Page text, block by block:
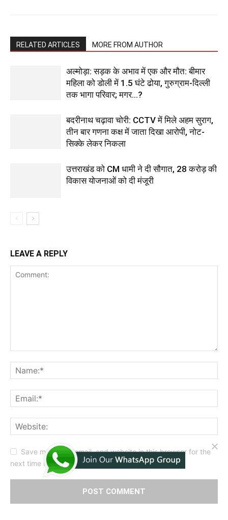
RELATED ARTICLES MORE FROM AUTHOR
अल्मोड़ा: सड़क के अभाव में एक और मौत: बीमार
महिला को डोली में 1.5 घंटे ढोया, गुरुग्राम-दिल्ली
तक भागा परिवार; मगर…?
बदरीनाथ चढ़ावा चोरी: CCTV में मिले अहम सुराग,
तीन बार गणना कक्ष में जाता दिखा आरोपी, नोट-
सिक्के लेकर निकला
उत्तराखंड को CM धामी ने दी सौगात, 28 करोड़ की
विकास योजनाओं को दी मंजूरी
LEAVE A REPLY
Save my name, email, and website in this browser for the
next time I comment.